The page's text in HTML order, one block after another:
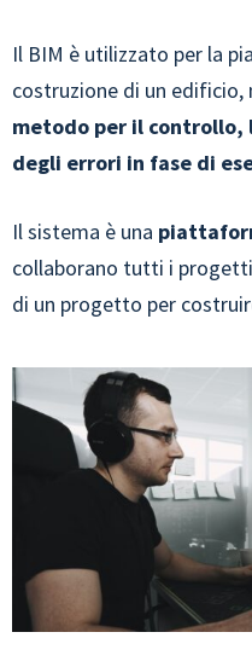
Il BIM è utilizzato per la
costruzione di un edificio,
metodo per il controllo,
degli errori in fase di
Il sistema è una
collaborano tutti i
di un progetto per